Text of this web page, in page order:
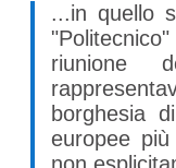
...in quello
riunione
borghesia
europee